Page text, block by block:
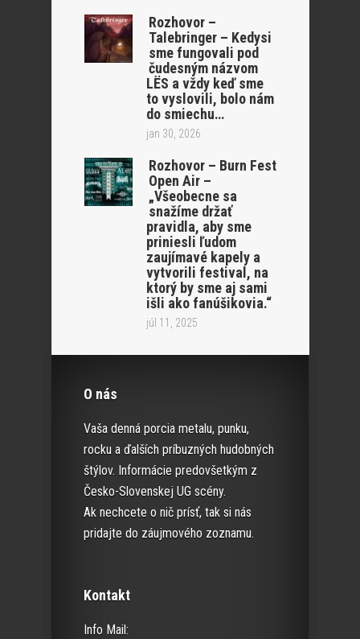
Rozhovor –
Talebringer – Kedysi
sme fungovali pod
čudesným názvom
LËS a vždy keď sme
to vyslovili, bolo nám
do smiechu…
jan 30, 2026
Rozhovor – Burn Fest
Open Air –
„Všeobecne sa
snažíme držať
pravidla, aby sme
priniesli ľudom
zaujímavé kapely a
vytvorili festival, na
ktorý by sme aj sami
išli ako fanúšikovia.“
júl 11, 2025
O nás
Vaša denná porcia metalu, punku,
rocku a ďalších príbuzných hudobných
štýlov. Informácie predovšetkým z
Česko-Slovenskej UG scény.
Ak nechcete o nič prísť, tak si nás
pridajte do záujmového zoznamu.
Kontakt
Info Mail: